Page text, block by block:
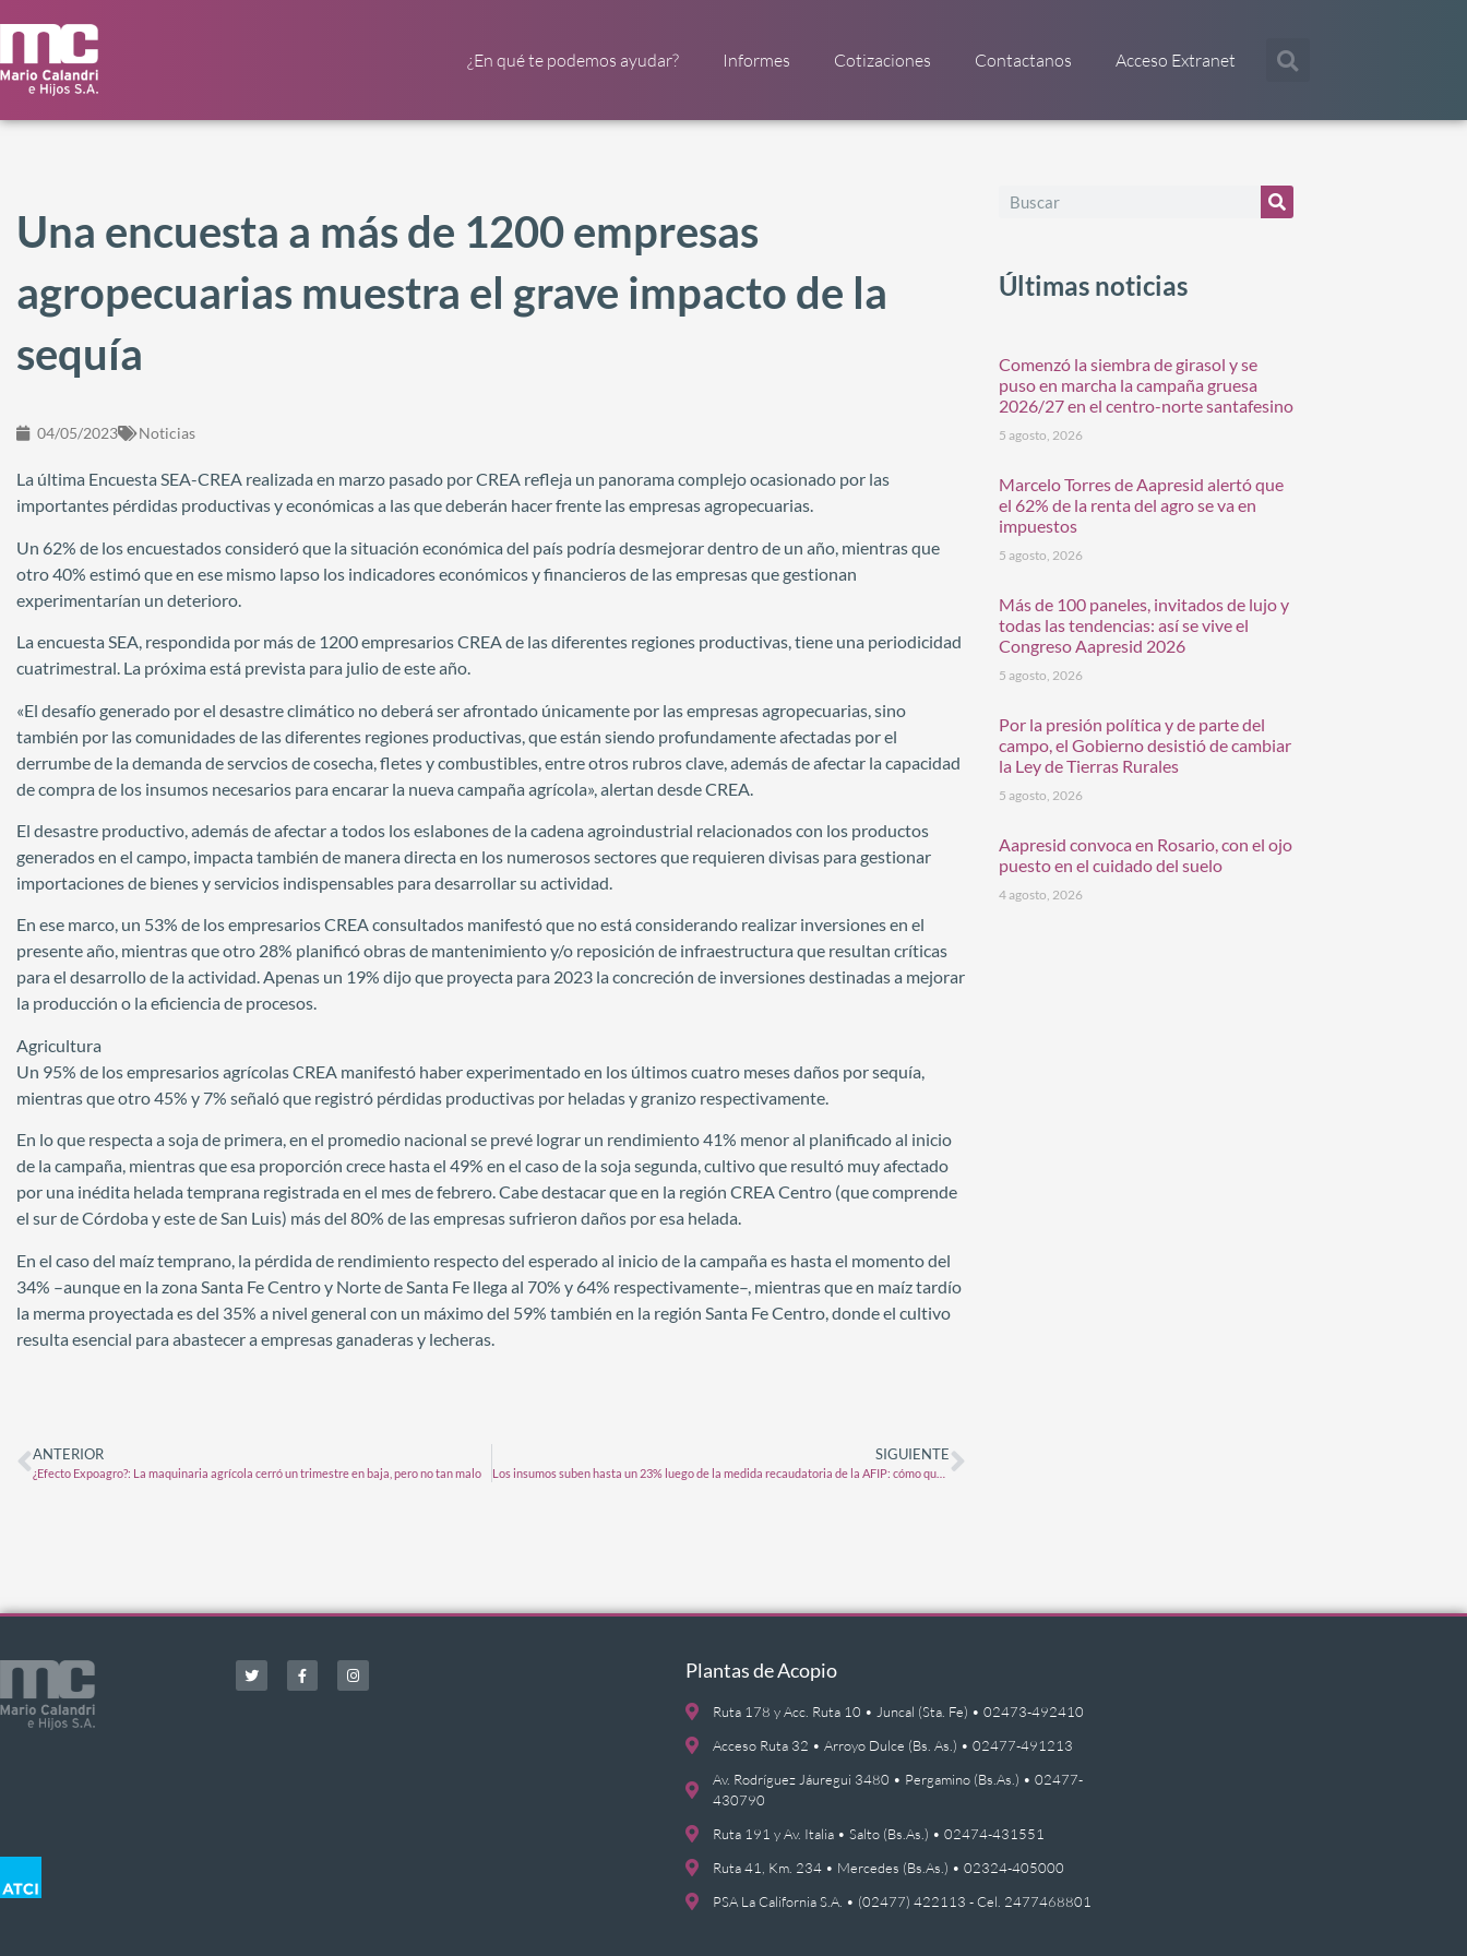
¿En qué te podemos ayudar? Informes Cotizaciones Contactanos Acceso Extranet
Una encuesta a más de 1200 empresas
agropecuarias muestra el grave impacto de la
sequía
04/05/2023 Noticias
La última Encuesta SEA-CREA realizada en marzo pasado por CREA refleja un panorama complejo ocasionado por las
importantes pérdidas productivas y económicas a las que deberán hacer frente las empresas agropecuarias.
Un 62% de los encuestados consideró que la situación económica del país podría desmejorar dentro de un año, mientras que
otro 40% estimó que en ese mismo lapso los indicadores económicos y financieros de las empresas que gestionan
experimentarían un deterioro.
La encuesta SEA, respondida por más de 1200 empresarios CREA de las diferentes regiones productivas, tiene una periodicidad
cuatrimestral. La próxima está prevista para julio de este año.
«El desafío generado por el desastre climático no deberá ser afrontado únicamente por las empresas agropecuarias, sino
también por las comunidades de las diferentes regiones productivas, que están siendo profundamente afectadas por el
derrumbe de la demanda de servcios de cosecha, fletes y combustibles, entre otros rubros clave, además de afectar la capacidad
de compra de los insumos necesarios para encarar la nueva campaña agrícola», alertan desde CREA.
El desastre productivo, además de afectar a todos los eslabones de la cadena agroindustrial relacionados con los productos
generados en el campo, impacta también de manera directa en los numerosos sectores que requieren divisas para gestionar
importaciones de bienes y servicios indispensables para desarrollar su actividad.
En ese marco, un 53% de los empresarios CREA consultados manifestó que no está considerando realizar inversiones en el
presente año, mientras que otro 28% planificó obras de mantenimiento y/o reposición de infraestructura que resultan críticas
para el desarrollo de la actividad. Apenas un 19% dijo que proyecta para 2023 la concreción de inversiones destinadas a mejorar
la producción o la eficiencia de procesos.
Agricultura
Un 95% de los empresarios agrícolas CREA manifestó haber experimentado en los últimos cuatro meses daños por sequía,
mientras que otro 45% y 7% señaló que registró pérdidas productivas por heladas y granizo respectivamente.
En lo que respecta a soja de primera, en el promedio nacional se prevé lograr un rendimiento 41% menor al planificado al inicio
de la campaña, mientras que esa proporción crece hasta el 49% en el caso de la soja segunda, cultivo que resultó muy afectado
por una inédita helada temprana registrada en el mes de febrero. Cabe destacar que en la región CREA Centro (que comprende
el sur de Córdoba y este de San Luis) más del 80% de las empresas sufrieron daños por esa helada.
En el caso del maíz temprano, la pérdida de rendimiento respecto del esperado al inicio de la campaña es hasta el momento del
34% –aunque en la zona Santa Fe Centro y Norte de Santa Fe llega al 70% y 64% respectivamente–, mientras que en maíz tardío
la merma proyectada es del 35% a nivel general con un máximo del 59% también en la región Santa Fe Centro, donde el cultivo
resulta esencial para abastecer a empresas ganaderas y lecheras.
ANTERIOR
¿Efecto Expoagro?: La maquinaria agrícola cerró un trimestre en baja, pero no tan malo
SIGUIENTE
Los insumos suben hasta un 23% luego de la medida recaudatoria de la AFIP: cómo queda el poder de compra de los granos
Últimas noticias
Comenzó la siembra de girasol y se
puso en marcha la campaña gruesa
2026/27 en el centro-norte santafesino
5 agosto, 2026
Marcelo Torres de Aapresid alertó que
el 62% de la renta del agro se va en
impuestos
5 agosto, 2026
Más de 100 paneles, invitados de lujo y
todas las tendencias: así se vive el
Congreso Aapresid 2026
5 agosto, 2026
Por la presión política y de parte del
campo, el Gobierno desistió de cambiar
la Ley de Tierras Rurales
5 agosto, 2026
Aapresid convoca en Rosario, con el ojo
puesto en el cuidado del suelo
4 agosto, 2026
Plantas de Acopio
Ruta 178 y Acc. Ruta 10 • Juncal (Sta. Fe) • 02473-492410
Acceso Ruta 32 • Arroyo Dulce (Bs. As.) • 02477-491213
Av. Rodríguez Jáuregui 3480 • Pergamino (Bs.As.) • 02477-
430790
Ruta 191 y Av. Italia • Salto (Bs.As.) • 02474-431551
Ruta 41, Km. 234 • Mercedes (Bs.As.) • 02324-405000
PSA La California S.A. • (02477) 422113 - Cel. 2477468801